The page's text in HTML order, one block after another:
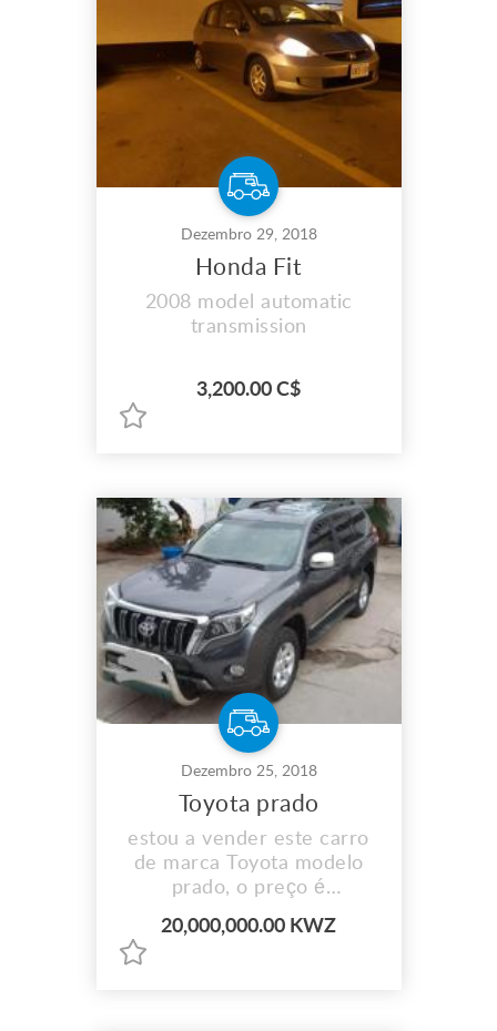
Dezembro 29, 2018
Honda Fit
2008 model automatic
transmission
3,200.00 C$
Dezembro 25, 2018
Toyota prado
estou a vender este carro
de marca Toyota modelo
prado, o preço é
negociável
20,000,000.00 KWZ